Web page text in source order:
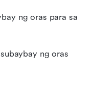
ng oras para sa
ng oras